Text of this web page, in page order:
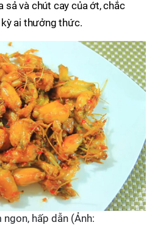
sả và chút cay của ớt, chắc
ai thưởng thức.
hấp dẫn (Ảnh: